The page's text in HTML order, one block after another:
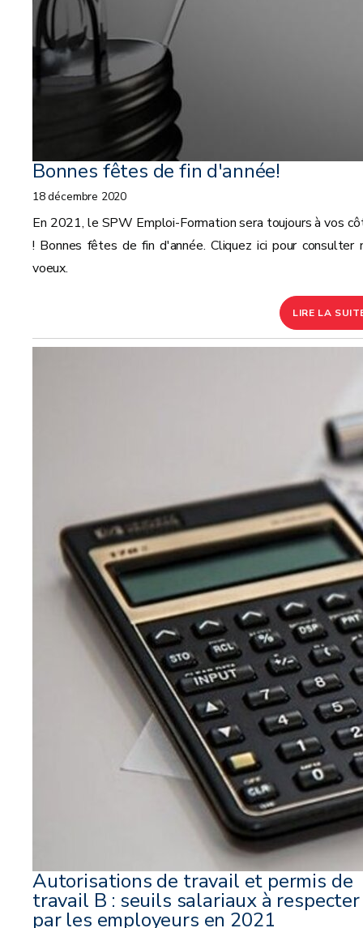
Bonnes fêtes de fin d'année!
18 décembre 2020
En 2021, le SPW Emploi-Formation sera toujours à vos
! Bonnes fêtes de fin d'année. Cliquez ici pour consulter
voeux.
LIRE LA
Autorisations de travail et permis de
travail B : seuils salariaux à respecter
par les employeurs en 2021